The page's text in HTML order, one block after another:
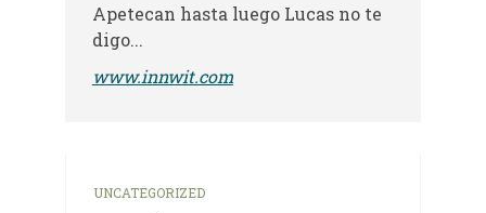
Apetecan hasta luego Lucas no te
digo...
www.innwit.com
UNCATEGORIZED